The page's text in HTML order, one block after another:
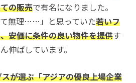
の販売で有名になりました。
て無理……」と思っていた若いフ
安価に条件の良い物件を提供す
伸ばしています。
が選ぶ「アジアの優良上場企業